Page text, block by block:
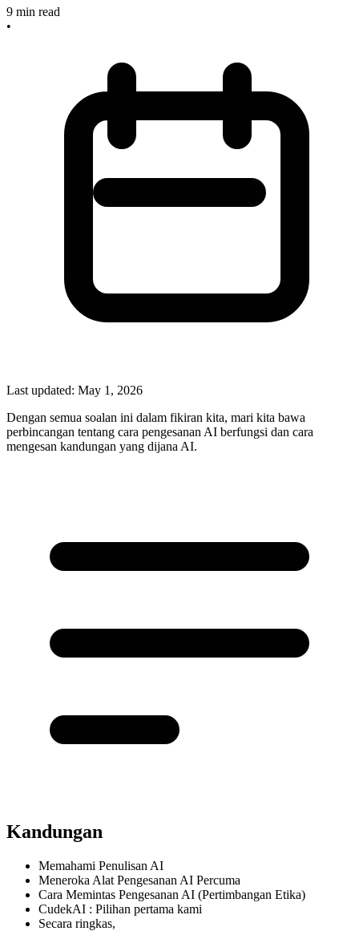
9 min read
•
Last updated: May 1, 2026
Dengan semua soalan ini dalam fikiran kita, mari kita bawa
perbincangan tentang cara pengesanan AI berfungsi dan cara
mengesan kandungan yang dijana AI.
Kandungan
Memahami Penulisan AI
Meneroka Alat Pengesanan AI Percuma
Cara Memintas Pengesanan AI (Pertimbangan Etika)
CudekAI : Pilihan pertama kami
Secara ringkas,